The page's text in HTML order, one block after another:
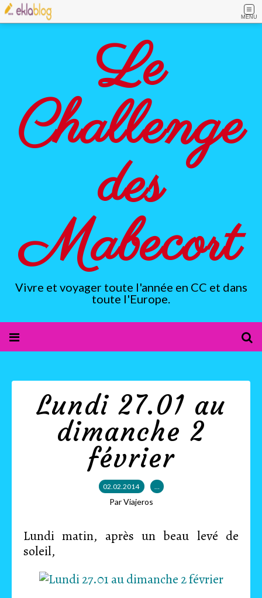
MENU
Le
Challenge
des
Mabecort
Vivre et voyager toute l'année en CC et dans
toute l'Europe.
Lundi 27.01 au
dimanche 2
février
02.02.2014 …
Par Viajeros
Lundi matin, après un beau levé de
soleil,